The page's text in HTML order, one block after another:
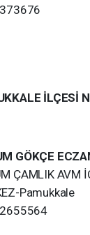
İLÇESİ
GÖKÇE
ÇAMLIK AVM
Pamukkale